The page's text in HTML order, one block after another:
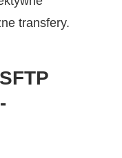
transfery.